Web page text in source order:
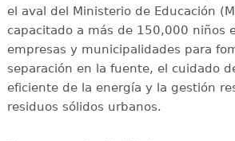
el aval del Ministerio de Educación
capacitado a más de 150,000 niños
empresas y municipalidades para
separación en la fuente, el cuidado
eficiente de la energía y la gestión
residuos sólidos urbanos.